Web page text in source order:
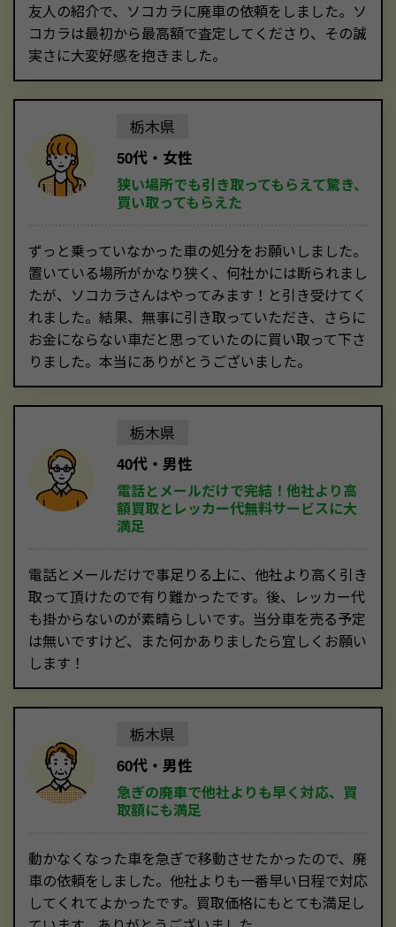
友人の紹介で、ソコカラに廃車の依頼をしました。ソ
コカラは最初から最高額で査定してくださり、その誠
実さに大変好感を抱きました。
栃木県
50代・女性
狭い場所でも引き取ってもらえて驚き、
買い取ってもらえた
ずっと乗っていなかった車の処分をお願いしました。
置いている場所がかなり狭く、何社かには断られまし
たが、ソコカラさんはやってみます！と引き受けてく
れました。結果、無事に引き取っていただき、さらに
お金にならない車だと思っていたのに買い取って下さ
りました。本当にありがとうございました。
栃木県
40代・男性
電話とメールだけで完結！他社より高
額買取とレッカー代無料サービスに大
満足
電話とメールだけで事足りる上に、他社より高く引き
取って頂けたので有り難かったです。後、レッカー代
も掛からないのが素晴らしいです。当分車を売る予定
は無いですけど、また何かありましたら宜しくお願い
します！
栃木県
60代・男性
急ぎの廃車で他社よりも早く対応、買
取額にも満足
動かなくなった車を急ぎで移動させたかったので、廃
車の依頼をしました。他社よりも一番早い日程で対応
してくれてよかったです。買取価格にもとても満足し